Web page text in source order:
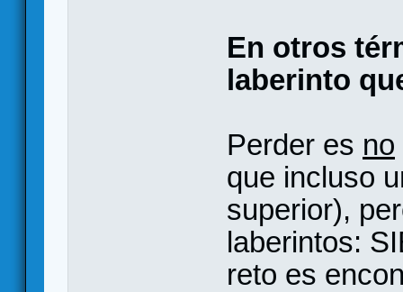
En otros
laberinto
Perder es no
que incluso
superior),
laberintos:
reto es